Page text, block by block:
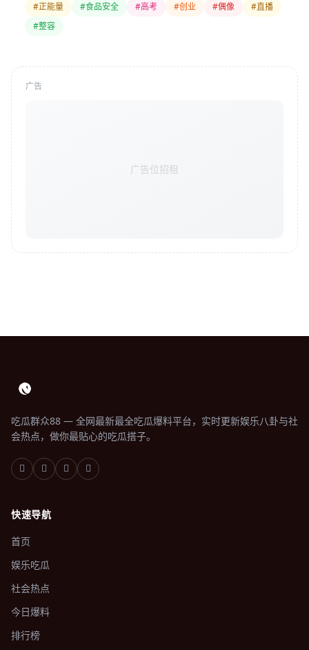
#正能量
#食品安全 #高考 #创业 #偶像
#直播
#整容
广告
广告位招租
吃瓜群众88 — 全网最新最全吃瓜爆料平台，实时更新娱乐八卦与社
会热点，做你最贴心的吃瓜搭子。
快速导航
首页
娱乐吃瓜
社会热点
今日爆料
排行榜